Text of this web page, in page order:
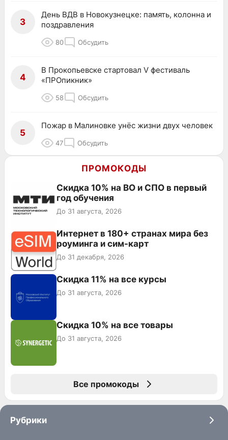
3
День ВДВ в Новокузнецке: память, колонна и
поздравления
80 Обсудить
4
В Прокопьевске стартовал V фестиваль
«ПРОпикник»
58 Обсудить
5
Пожар в Малиновке унёс жизни двух человек
47 Обсудить
ПРОМОКОДЫ
Скидка 10% на ВО и СПО в первый
год обучения
До 31 августа, 2026
Интернет в 180+ странах мира без
роуминга и сим-карт
До 31 декабря, 2026
Скидка 11% на все курсы
До 31 августа, 2026
Скидка 10% на все товары
До 31 августа, 2026
Все промокоды
Рубрики